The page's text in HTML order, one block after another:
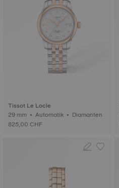
Tissot Le Locle
29 mm • Automatik • Diamanten
825,00 CHF